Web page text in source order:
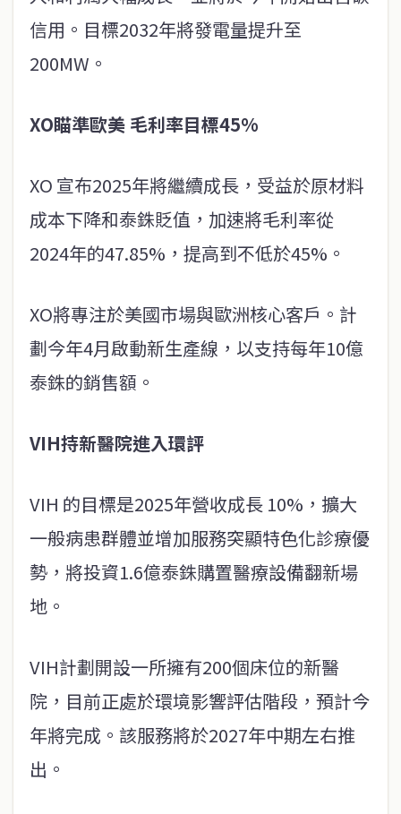
信用。目標2032年將發電量提升至
200MW。
XO瞄準歐美 毛利率目標45%
XO 宣布2025年將繼續成長，受益於原材料
成本下降和泰銖貶值，加速將毛利率從
2024年的47.85%，提高到不低於45%。
XO將專注於美國市場與歐洲核心客戶。計
劃今年4月啟動新生產線，以支持每年10億
泰銖的銷售額。
VIH持新醫院進入環評
VIH 的目標是2025年營收成長 10%，擴大
一般病患群體並增加服務突顯特色化診療優
勢，將投資1.6億泰銖購置醫療設備翻新場
地。
VIH計劃開設一所擁有200個床位的新醫
院，目前正處於環境影響評估階段，預計今
年將完成。該服務將於2027年中期左右推
出。